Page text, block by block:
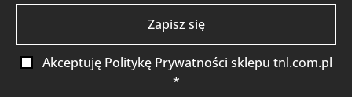
Akceptuję Politykę Prywatności sklepu tnl.com.pl
*